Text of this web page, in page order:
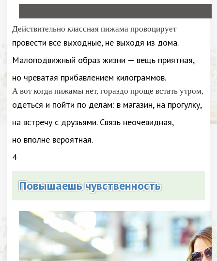
Действительно классная пижама провоцирует
провести все выходные, не выходя из дома.
Малоподвижный образ жизни — вещь приятная,
но чреватая прибавлением килограммов.
А вот когда пижамы нет, гораздо проще встать утром,
одеться и пойти по делам: в магазин, на прогулку,
на встречу с друзьями. Связь неочевидная,
но вполне вероятная.
4
Повышаешь чувственность